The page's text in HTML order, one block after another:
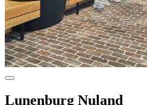
Lunenburg Nuland